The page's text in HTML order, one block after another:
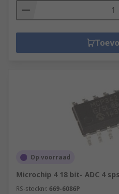
Op voorraad
Microchip 4 18 bit- ADC 4
RS-stocknr. 669-6086P